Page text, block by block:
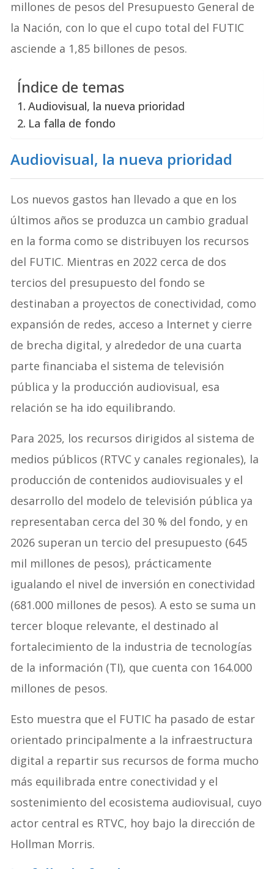
millones de pesos del Presupuesto General de
la Nación, con lo que el cupo total del FUTIC
asciende a 1,85 billones de pesos.
Índice de temas
Audiovisual, la nueva prioridad
La falla de fondo
Audiovisual, la nueva prioridad
Los nuevos gastos han llevado a que en los
últimos años se produzca un cambio gradual
en la forma como se distribuyen los recursos
del FUTIC. Mientras en 2022 cerca de dos
tercios del presupuesto del fondo se
destinaban a proyectos de conectividad, como
expansión de redes, acceso a Internet y cierre
de brecha digital, y alrededor de una cuarta
parte financiaba el sistema de televisión
pública y la producción audiovisual, esa
relación se ha ido equilibrando.
Para 2025, los recursos dirigidos al sistema de
medios públicos (RTVC y canales regionales), la
producción de contenidos audiovisuales y el
desarrollo del modelo de televisión pública ya
representaban cerca del 30 % del fondo, y en
2026 superan un tercio del presupuesto (645
mil millones de pesos), prácticamente
igualando el nivel de inversión en conectividad
(681.000 millones de pesos). A esto se suma un
tercer bloque relevante, el destinado al
fortalecimiento de la industria de tecnologías
de la información (TI), que cuenta con 164.000
millones de pesos.
Esto muestra que el FUTIC ha pasado de estar
orientado principalmente a la infraestructura
digital a repartir sus recursos de forma mucho
más equilibrada entre conectividad y el
sostenimiento del ecosistema audiovisual, cuyo
actor central es RTVC, hoy bajo la dirección de
Hollman Morris.